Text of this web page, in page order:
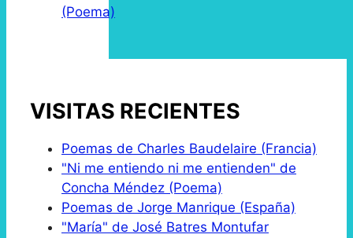
(Poema)
VISITAS RECIENTES
Poemas de Charles Baudelaire (Francia)
"Ni me entiendo ni me entienden" de
Concha Méndez (Poema)
Poemas de Jorge Manrique (España)
"María" de José Batres Montufar